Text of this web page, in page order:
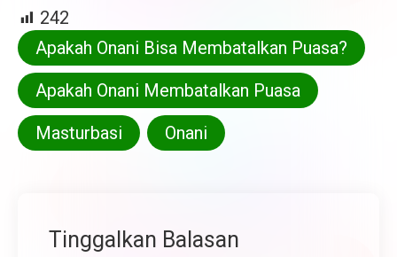
242
Apakah Onani Bisa Membatalkan Puasa?
Apakah Onani Membatalkan Puasa
Masturbasi
Onani
Tinggalkan Balasan